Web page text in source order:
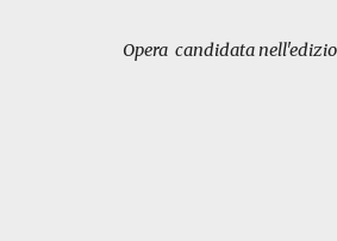
Opera candidata